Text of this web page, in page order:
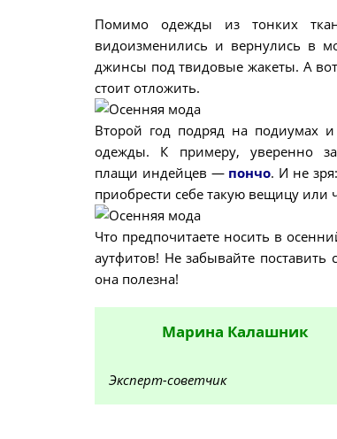
Помимо одежды из тонких
видоизменились и вернулись в
джинсы под твидовые жакеты. А
стоит отложить.
Второй год подряд на подиумах
одежды. К примеру, уверенно
плащи индейцев — пончо. И не
приобрести себе такую вещицу
Что предпочитаете носить в
аутфитов! Не забывайте
она полезна!
Марина Калашник
Эксперт-советчик